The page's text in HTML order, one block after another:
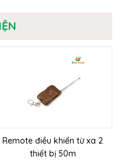
Remote điều khiển từ xa 2
thiết bị 50m